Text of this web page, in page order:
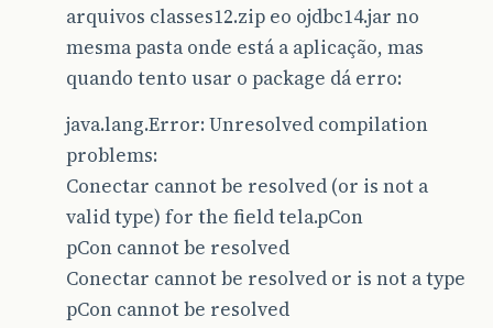
arquivos classes12.zip eo ojdbc14.jar no
mesma pasta onde está a aplicação, mas
quando tento usar o package dá erro:
java.lang.Error: Unresolved compilation
problems:
Conectar cannot be resolved (or is not a
valid type) for the field tela.pCon
pCon cannot be resolved
Conectar cannot be resolved or is not a type
pCon cannot be resolved